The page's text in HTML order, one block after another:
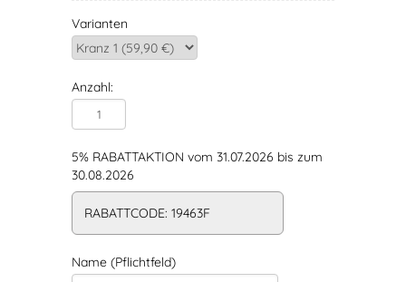
Varianten
Anzahl:
5% RABATTAKTION vom 31.07.2026 bis zum
30.08.2026
RABATTCODE: 19463F
Name (Pflichtfeld)